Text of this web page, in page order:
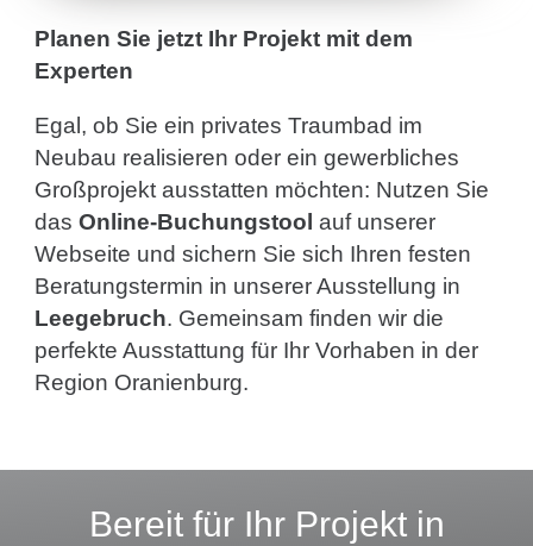
Planen Sie jetzt Ihr Projekt mit dem
Experten
Egal, ob Sie ein privates Traumbad im
Neubau realisieren oder ein gewerbliches
Großprojekt ausstatten möchten: Nutzen Sie
das Online-Buchungstool auf unserer
Webseite und sichern Sie sich Ihren festen
Beratungstermin in unserer Ausstellung in
Leegebruch. Gemeinsam finden wir die
perfekte Ausstattung für Ihr Vorhaben in der
Region Oranienburg.
Bereit für Ihr Projekt in